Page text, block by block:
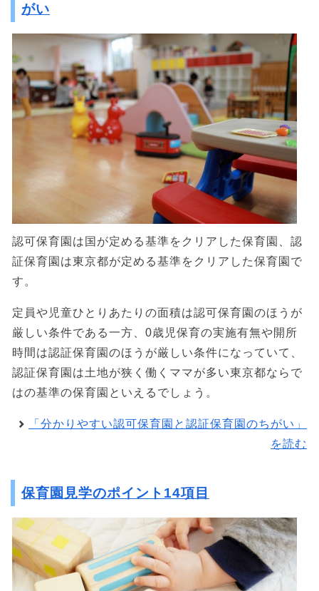
がい
認可保育園は国が定める基準をクリアした保育園、認
証保育園は東京都が定める基準をクリアした保育園で
す。
定員や児童ひとりあたりの面積は認可保育園のほうが
厳しい条件である一方、0歳児保育の実施有無や開所
時間は認証保育園のほうが厳しい条件になっていて、
認証保育園は土地が狭く働くママが多い東京都ならで
はの基準の保育園といえるでしょう。
「分かりやすい認可保育園と認証保育園のちがい」
を読む
保育園見学のポイント14項目